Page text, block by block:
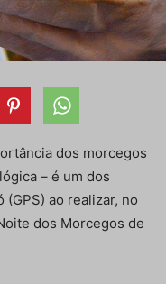
dos morcegos
– é um dos
ao realizar, no
dos Morcegos de